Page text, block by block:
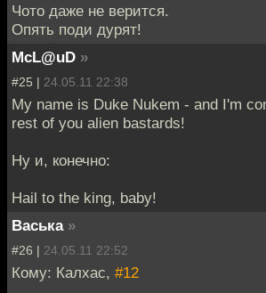
Чото даже не верится.
Опять поди дурят!
McL@uD »
#25 | 24.05.11 22:38
My name is Duke Nukem - and I'm
rest of you alien bastards!
Ну и, конечно:
Hail to the king, baby!
Васька »
#26 | 24.05.11 22:52
Кому: Калхас, #12